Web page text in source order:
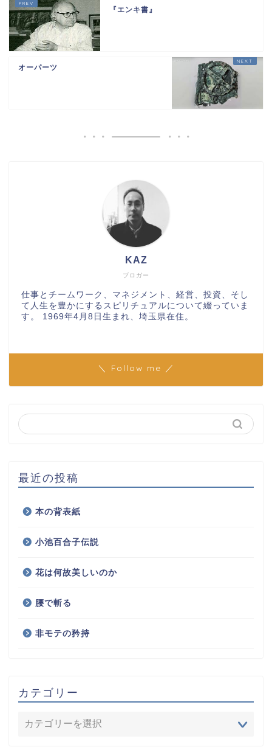
『エンキ書』
オーパーツ
ブロガー
KAZ
仕事とチームワーク、マネジメント、経営、投資、そし
て人生を豊かにするスピリチュアルについて綴っていま
す。 1969年4月8日生まれ、埼玉県在住。
＼ Follow me ／
最近の投稿
本の背表紙
小池百合子伝説
花は何故美しいのか
腰で斬る
非モテの矜持
カテゴリー